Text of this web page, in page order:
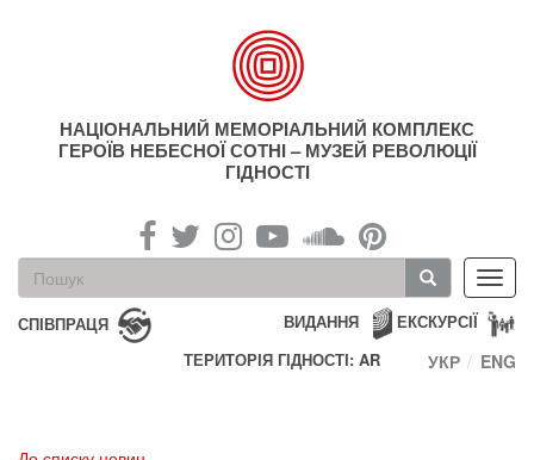
НАЦІОНАЛЬНИЙ МЕМОРІАЛЬНИЙ КОМПЛЕКС
ГЕРОЇВ НЕБЕСНОЇ СОТНІ – МУЗЕЙ РЕВОЛЮЦІЇ
ГІДНОСТІ
Пошукова
форма
Пошук
СПІВПРАЦЯ ЕКСКУРСІЇ
ВИДАННЯ
ТЕРИТОРІЯ ГІДНОСТІ: AR
УКР ENG